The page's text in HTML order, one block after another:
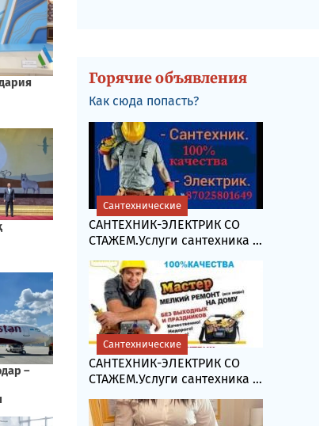
Горячие объявления
Как сюда попасть?
САНТЕХНИК-ЭЛЕКТРИК СО
СТАЖЕМ.Услуги сантехника ...
Сантехнические
САНТЕХНИК-ЭЛЕКТРИК СО
СТАЖЕМ.Услуги сантехника ...
Сантехнические